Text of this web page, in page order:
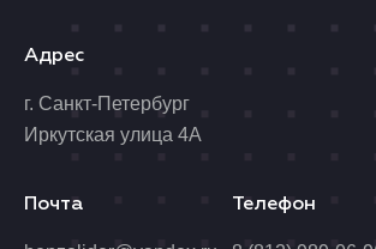
Адрес
г. Санкт-Петербург
Иркутская улица 4А
Почта Телефон